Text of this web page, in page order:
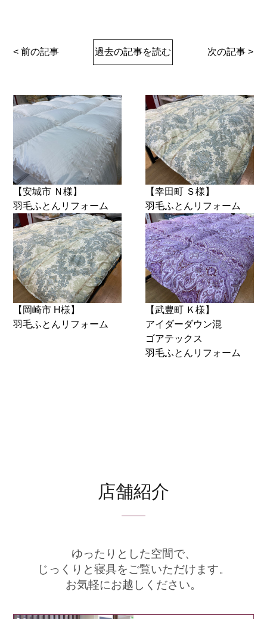
< 前の記事 過去の記事を読む 次の記事 >
【安城市 Ｎ様】
羽毛ふとんリフォーム
【幸田町 Ｓ様】
羽毛ふとんリフォーム
【岡崎市 H様】
羽毛ふとんリフォーム
【武豊町 Ｋ様】
アイダーダウン混
ゴアテックス
羽毛ふとんリフォーム
店舗紹介
ゆったりとした空間で、
じっくりと寝具をご覧いただけます。
お気軽にお越しください。